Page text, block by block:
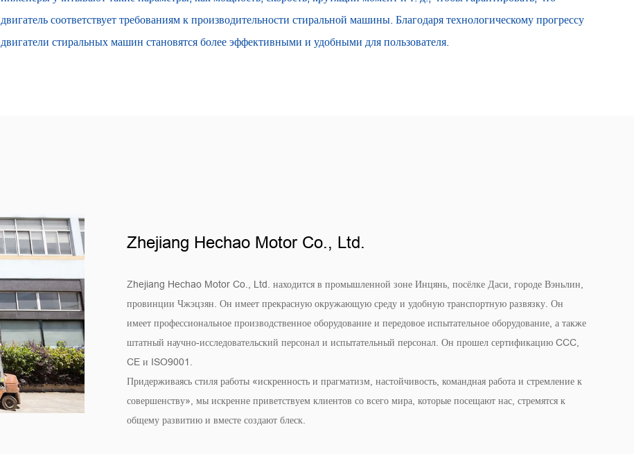
двигатель соответствует требованиям к производительности стиральной машины. Благодаря технологическому прогрессу
двигатели стиральных машин становятся более эффективными и удобными для пользователя.
Zhejiang Hechao Motor Co., Ltd.
Zhejiang Hechao Motor Co., Ltd. находится в промышленной зоне Инцянь, посёлке Даси, городе Вэньлин,
провинции Чжэцзян. Он имеет прекрасную окружающую среду и удобную транспортную развязку. Он
имеет профессиональное производственное оборудование и передовое испытательное оборудование, а также
штатный научно-исследовательский персонал и испытательный персонал. Он прошел сертификацию CCC,
CE и ISO9001.
Придерживаясь стиля работы «искренность и прагматизм, настойчивость, командная работа и стремление к
совершенству», мы искренне приветствуем клиентов со всего мира, которые посещают нас, стремятся к
общему развитию и вместе создают блеск.